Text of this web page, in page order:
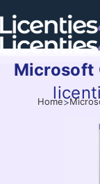
Microsoft
Home>